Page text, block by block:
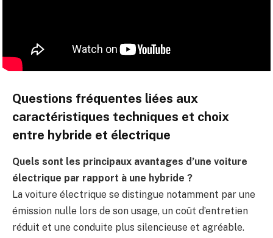
Questions fréquentes liées aux
caractéristiques techniques et choix
entre hybride et électrique
Quels sont les principaux avantages d’une voiture
électrique par rapport à une hybride ?
La voiture électrique se distingue notamment par une
émission nulle lors de son usage, un coût d’entretien
réduit et une conduite plus silencieuse et agréable.